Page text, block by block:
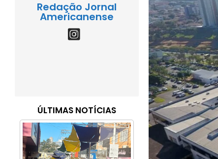
Redação Jornal
Americanense
ÚLTIMAS NOTÍCIAS